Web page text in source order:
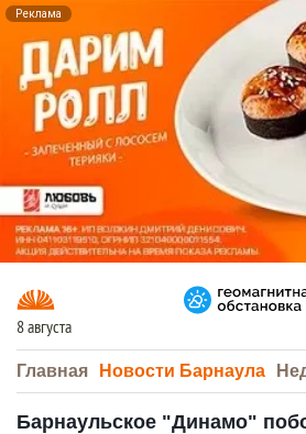
Реклама
8 августа
Главная Новости Барнаула
Барнаульское "Динамо"